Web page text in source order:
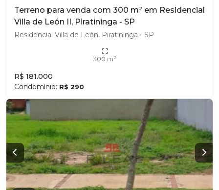
Terreno para venda com 300 m² em Residencial
Villa de León II, Piratininga - SP
Residencial Villa de León, Piratininga - SP
300 m²
R$ 181.000
Condomínio: R$ 290